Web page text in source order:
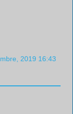
2019 16:43